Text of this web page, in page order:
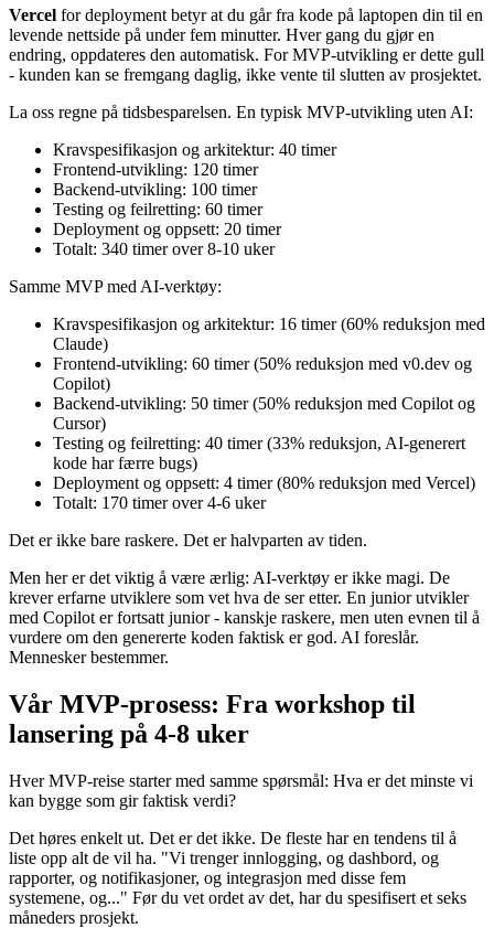
Vercel for deployment betyr at du går fra kode på laptopen din til en
levende nettside på under fem minutter. Hver gang du gjør en
endring, oppdateres den automatisk. For MVP-utvikling er dette gull
- kunden kan se fremgang daglig, ikke vente til slutten av prosjektet.
La oss regne på tidsbesparelsen. En typisk MVP-utvikling uten AI:
Kravspesifikasjon og arkitektur: 40 timer
Frontend-utvikling: 120 timer
Backend-utvikling: 100 timer
Testing og feilretting: 60 timer
Deployment og oppsett: 20 timer
Totalt: 340 timer over 8-10 uker
Samme MVP med AI-verktøy:
Kravspesifikasjon og arkitektur: 16 timer (60% reduksjon med
Claude)
Frontend-utvikling: 60 timer (50% reduksjon med v0.dev og
Copilot)
Backend-utvikling: 50 timer (50% reduksjon med Copilot og
Cursor)
Testing og feilretting: 40 timer (33% reduksjon, AI-generert
kode har færre bugs)
Deployment og oppsett: 4 timer (80% reduksjon med Vercel)
Totalt: 170 timer over 4-6 uker
Det er ikke bare raskere. Det er halvparten av tiden.
Men her er det viktig å være ærlig: AI-verktøy er ikke magi. De
krever erfarne utviklere som vet hva de ser etter. En junior utvikler
med Copilot er fortsatt junior - kanskje raskere, men uten evnen til å
vurdere om den genererte koden faktisk er god. AI foreslår.
Mennesker bestemmer.
Vår MVP-prosess: Fra workshop til
lansering på 4-8 uker
Hver MVP-reise starter med samme spørsmål: Hva er det minste vi
kan bygge som gir faktisk verdi?
Det høres enkelt ut. Det er det ikke. De fleste har en tendens til å
liste opp alt de vil ha. "Vi trenger innlogging, og dashbord, og
rapporter, og notifikasjoner, og integrasjon med disse fem
systemene, og..." Før du vet ordet av det, har du spesifisert et seks
måneders prosjekt.